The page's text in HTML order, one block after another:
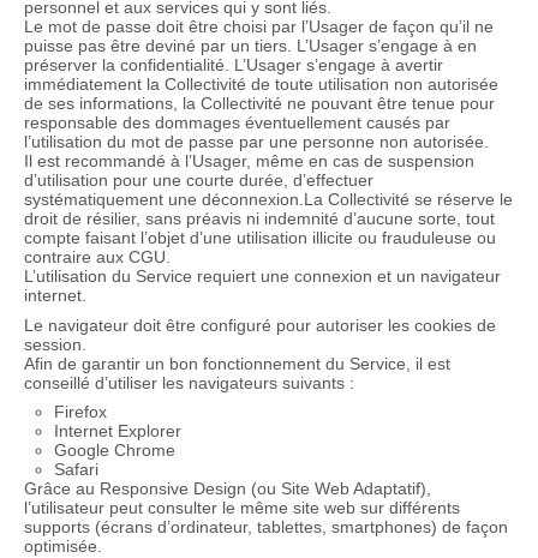
personnel et aux services qui y sont liés.
Le mot de passe doit être choisi par l’Usager de façon qu’il ne
puisse pas être deviné par un tiers. L’Usager s’engage à en
préserver la confidentialité. L’Usager s’engage à avertir
immédiatement la Collectivité de toute utilisation non autorisée
de ses informations, la Collectivité ne pouvant être tenue pour
responsable des dommages éventuellement causés par
l’utilisation du mot de passe par une personne non autorisée.
Il est recommandé à l’Usager, même en cas de suspension
d’utilisation pour une courte durée, d’effectuer
systématiquement une déconnexion.La Collectivité se réserve le
droit de résilier, sans préavis ni indemnité d’aucune sorte, tout
compte faisant l’objet d’une utilisation illicite ou frauduleuse ou
contraire aux CGU.
L’utilisation du Service requiert une connexion et un navigateur
internet.
Le navigateur doit être configuré pour autoriser les cookies de
session.
Afin de garantir un bon fonctionnement du Service, il est
conseillé d’utiliser les navigateurs suivants :
Firefox
Internet Explorer
Google Chrome
Safari
Grâce au Responsive Design (ou Site Web Adaptatif),
l’utilisateur peut consulter le même site web sur différents
supports (écrans d’ordinateur, tablettes, smartphones) de façon
optimisée.